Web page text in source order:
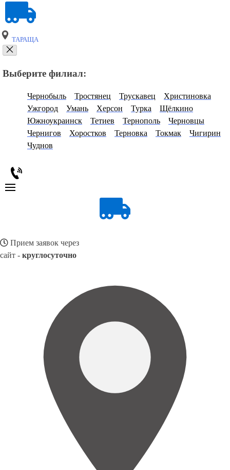
ТАРАЩА
Выберите филиал:
Чернобыль Тростянец Трускавец
Христиновка
Ужгород
Умань Херсон Турка
Щёлкино
Южноукраинск
Тетиев Тернополь
Черновцы
Чернигов
Хоростков Терновка Токмак
Чигирин
Чуднов
Прием заявок через
сайт - круглосуточно